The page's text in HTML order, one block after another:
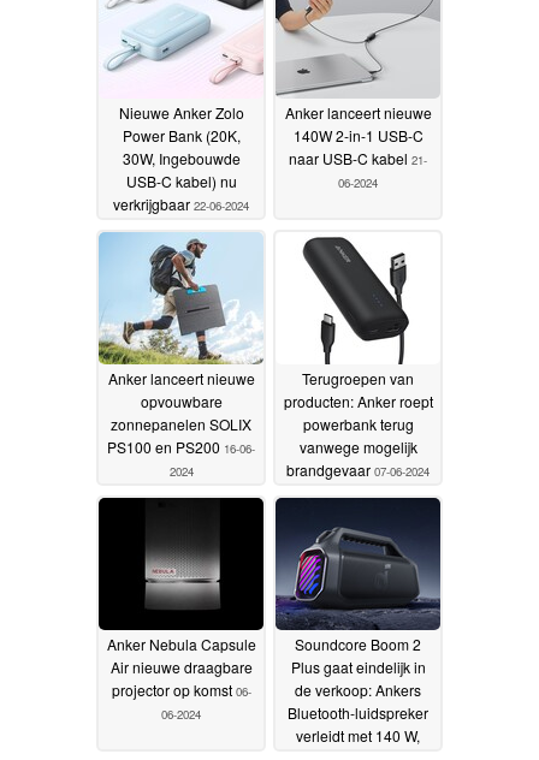
Nieuwe Anker Zolo
Power Bank (20K,
30W, Ingebouwde
USB-C kabel) nu
verkrijgbaar 22-06-2024
Anker lanceert nieuwe
140W 2-in-1 USB-C
naar USB-C kabel 21-
06-2024
Anker lanceert nieuwe
opvouwbare
zonnepanelen SOLIX
PS100 en PS200 16-06-
2024
Terugroepen van
producten: Anker roept
powerbank terug
vanwege mogelijk
brandgevaar 07-06-2024
Anker Nebula Capsule
Air nieuwe draagbare
projector op komst 06-
06-2024
Soundcore Boom 2
Plus gaat eindelijk in
de verkoop: Ankers
Bluetooth-luidspreker
verleidt met 140 W,